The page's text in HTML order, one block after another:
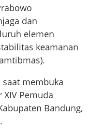
dan
elemen
keamanan
membuka
Pemuda
Bandung,